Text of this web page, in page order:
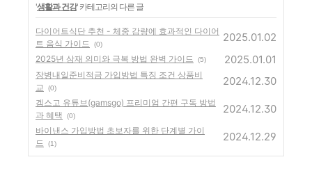
'생활과 건강' 카테고리의 다른 글
다이어트식단 추천 - 체중 감량에 효과적인 다이어
트 음식 가이드
(0)
2025.01.02
2025년 삼재 의미와 극복 방법 완벽 가이드 (5) 2025.01.01
장병내일준비적금 가입방법 특징 조건 상품비
교
(0)
2024.12.30
겜스고 유튜브(gamsgo) 프리미엄 간편 구독 방법
과 혜택
(0)
2024.12.30
바이낸스 가입방법 초보자를 위한 단계별 가이
드
(1)
2024.12.29